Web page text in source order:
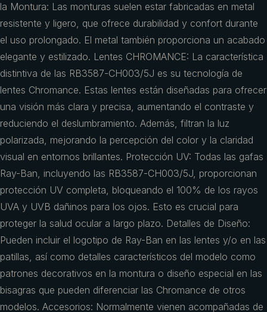
la Montura: Las monturas suelen estar fabricadas en metal
resistente y ligero, que ofrece durabilidad y confort durante
el uso prolongado. El metal también proporciona un acabado
elegante y estilizado. Lentes CHROMANCE: La característica
distintiva de las RB3587-CH003/5J es su tecnología de
lentes Chromance. Estas lentes están diseñadas para ofrecer
una visión más clara y precisa, aumentando el contraste y
reduciendo el deslumbramiento. Además, filtran la luz
polarizada, mejorando la percepción del color y la claridad
visual en entornos brillantes. Protección UV: Todas las gafas
Ray-Ban, incluyendo las RB3587-CH003/5J, proporcionan
protección UV completa, bloqueando el 100% de los rayos
UVA y UVB dañinos para los ojos. Esto es crucial para
proteger la salud ocular a largo plazo. Detalles de Diseño:
Pueden incluir el logotipo de Ray-Ban en las lentes y/o en las
patillas, así como detalles característicos del modelo como
patrones decorativos en la montura o diseño especial en las
bisagras que pueden diferenciar las Chromance de otros
modelos. Accesorios: Normalmente vienen acompañadas de